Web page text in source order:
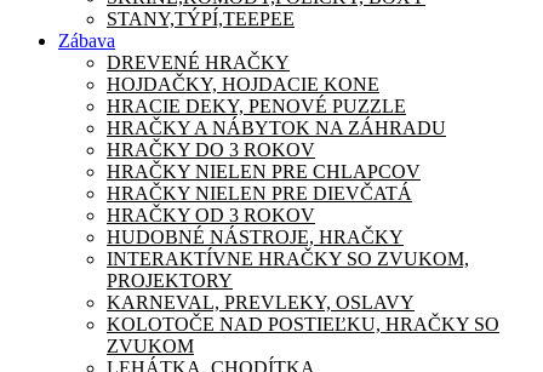
STANY,TÝPÍ,TEEPEE
Zábava
DREVENÉ HRAČKY
HOJDAČKY, HOJDACIE KONE
HRACIE DEKY, PENOVÉ PUZZLE
HRAČKY A NÁBYTOK NA ZÁHRADU
HRAČKY DO 3 ROKOV
HRAČKY NIELEN PRE CHLAPCOV
HRAČKY NIELEN PRE DIEVČATÁ
HRAČKY OD 3 ROKOV
HUDOBNÉ NÁSTROJE, HRAČKY
INTERAKTÍVNE HRAČKY SO ZVUKOM,
PROJEKTORY
KARNEVAL, PREVLEKY, OSLAVY
KOLOTOČE NAD POSTIEĽKU, HRAČKY SO
ZVUKOM
LEHÁTKA, CHODÍTKA